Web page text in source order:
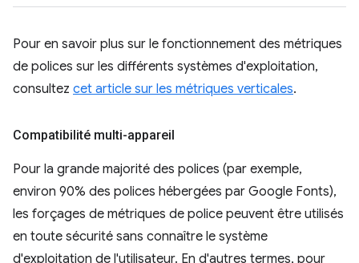
Pour en savoir plus sur le fonctionnement des métriques
de polices sur les différents systèmes d'exploitation,
consultez cet article sur les métriques verticales.
Compatibilité multi-appareil
Pour la grande majorité des polices (par exemple,
environ 90% des polices hébergées par Google Fonts),
les forçages de métriques de police peuvent être utilisés
en toute sécurité sans connaître le système
d'exploitation de l'utilisateur. En d'autres termes, pour